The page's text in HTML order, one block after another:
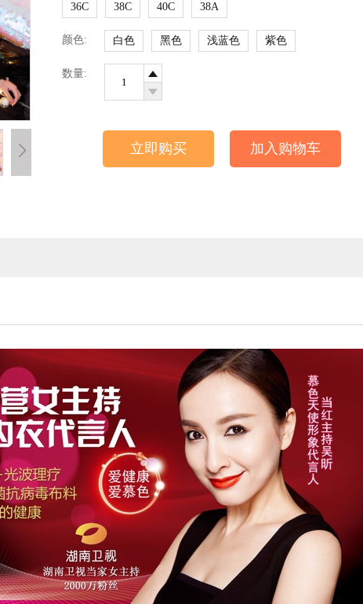
36C
38C 40C 38A
颜色: 白色 黑色 浅蓝色 紫色
数量:
立即购买 加入购物车